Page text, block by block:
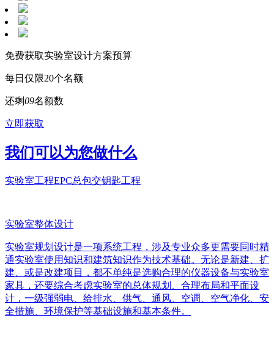
免费获取实验室设计方案预算
每日仅限20个名额
还剩09名额数
立即获取
我们可以为您做什么
实验室工程EPC总包交钥匙工程
实验室整体设计
实验室规划设计是一项系统工程，涉及专业众多更需要同时精
通实验室使用知识和建筑知识作为技术基础。无论是新建、扩
建、或是改建项目，都不单纯是选购合理的仪器设备与实验室
家具，还要综合考虑实验室的总体规划、合理布局和平面设
计，一级强弱电、给排水、供气、通风、空调、空气净化、安
全措施、环境保护等基础设施和基本条件。